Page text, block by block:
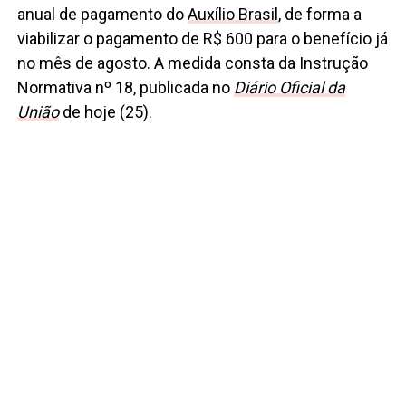
anual de pagamento doAuxílio Brasil , de forma a
viabilizar o pagamento de R$ 600 para o benefício já
no mês de agosto. A medida consta da Instrução
Normativa nº 18, publicada no Diário Oficial da
Uniãode hoje (25).